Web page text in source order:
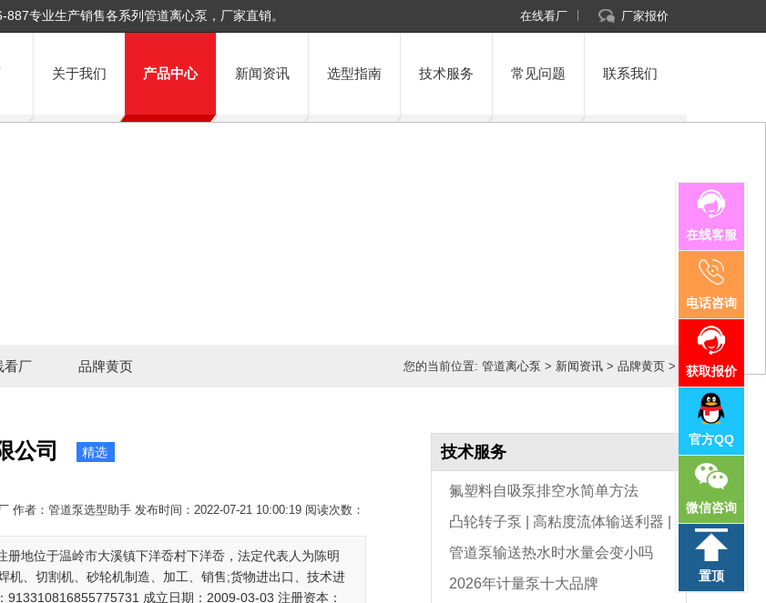
887专业生产销售各系列管道离心泵，厂家直销。 在线看厂 厂家报价
关于我们 产品中心 新闻资讯 选型指南 技术服务 常见问题 联系我们
在线客服
电话咨询
获取报价
官方QQ
微信咨询
置顶
看厂 品牌黄页 您的当前位置:管道离心泵 > 新闻资讯 >品牌黄页 >
公司 精选
作者：管道泵选型助手 发布时间：2022-07-21 10:00:19 阅读次数：
地位于温岭市大溪镇下洋岙村下洋岙，法定代表人为陈明
机、切割机、砂轮机制造、加工、销售;货物进出口、技术进
成立日期：2009-03-03 注册资本：
技术服务
氟塑料自吸泵排空水简单方法
凸轮转子泵 | 高粘度流体输送利器 |
选型与维护全指南
管道泵输送热水时水量会变小吗
2026年计量泵十大品牌